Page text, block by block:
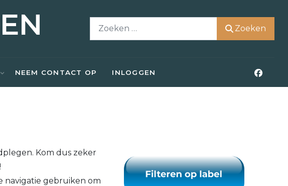
Zoeken
NEEM CONTACT OP INLOGGEN
Kom dus zeker
navigatie gebruiken om